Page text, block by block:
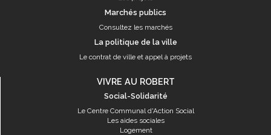
Marchés publics
Consultez les marchés
La politique de la ville
Le contrat de ville et appel à projets
VIVRE AU ROBERT
Social-Solidarité
Le Centre Communal d'Action Social
Les aides sociales
Logement